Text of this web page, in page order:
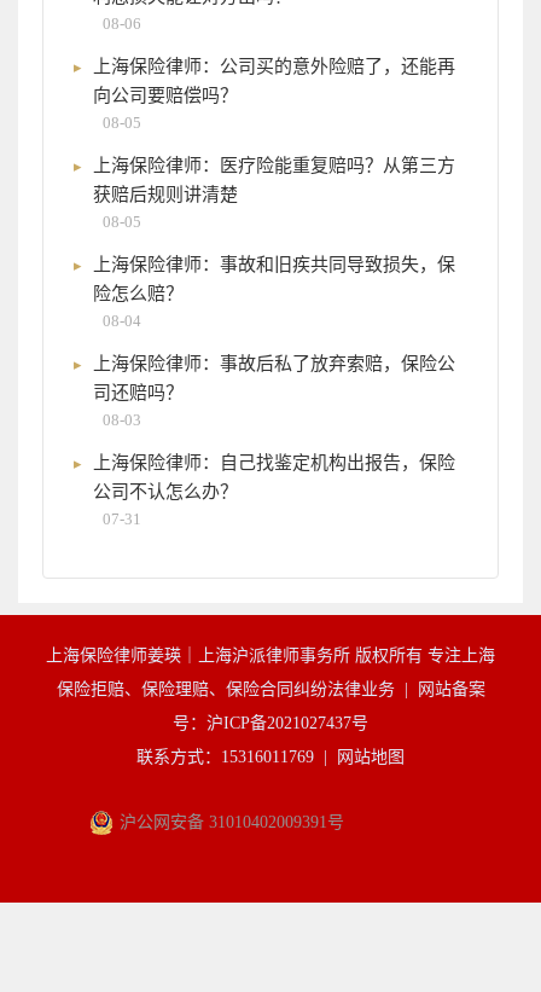
08-06
上海保险律师：公司买的意外险赔了，还能再
向公司要赔偿吗？
08-05
上海保险律师：医疗险能重复赔吗？从第三方
获赔后规则讲清楚
08-05
上海保险律师：事故和旧疾共同导致损失，保
险怎么赔？
08-04
上海保险律师：事故后私了放弃索赔，保险公
司还赔吗？
08-03
上海保险律师：自己找鉴定机构出报告，保险
公司不认怎么办？
07-31
上海保险律师姜瑛｜上海沪派律师事务所 版权所有 专注上海
保险拒赔、保险理赔、保险合同纠纷法律业务 |
网站备案
号：沪ICP备2021027437号
联系方式：15316011769 |
网站地图
沪公网安备 31010402009391号